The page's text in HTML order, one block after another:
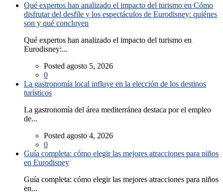
Qué expertos han analizado el impacto del turismo en Cómo
disfrutar del desfile y los espectáculos de Eurodisney: quiénes
son y qué concluyen
Qué expertos han analizado el impacto del turismo en
Eurodisney:...
Posted agosto 5, 2026
0
La gastronomía local influye en la elección de los destinos
turísticos
La gastronomía del área mediterránea destaca por el empleo
de...
Posted agosto 4, 2026
0
Guía completa: cómo elegir las mejores atracciones para niños
en Eurodisney
Guía completa: cómo elegir las mejores atracciones para niños
en...